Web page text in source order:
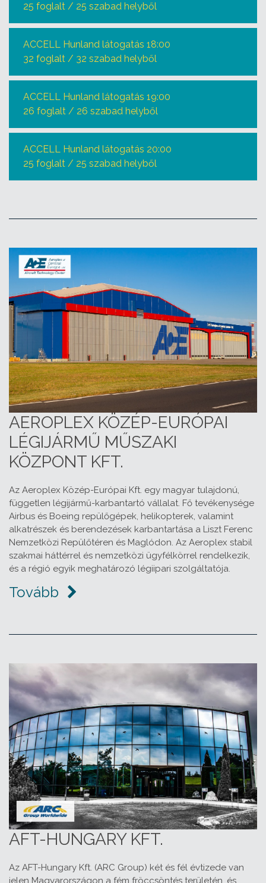
25 foglalt / 25 szabad helyből
ACCELL Hunland látogatás 18:00
32 foglalt / 32 szabad helyből
ACCELL Hunland látogatás 19:00
26 foglalt / 26 szabad helyből
ACCELL Hunland látogatás 20:00
25 foglalt / 25 szabad helyből
AEROPLEX KÖZÉP-EURÓPAI
LÉGIJÁRMŰ MŰSZAKI
KÖZPONT KFT.
Az Aeroplex Közép-Európai Kft. egy magyar tulajdonú,
független légijármű-karbantartó vállalat. Fő tevékenysége
Airbus és Boeing repülőgépek, helikopterek, valamint
alkatrészek és berendezések karbantartása a Liszt Ferenc
Nemzetközi Repülőtéren és Maglódon. Az Aeroplex stabil
szakmai háttérrel és nemzetközi ügyfélkörrel rendelkezik,
és a régió egyik meghatározó légiipari szolgáltatója.
Tovább
AFT-HUNGARY KFT.
Az AFT-Hungary Kft. (ARC Group) két és fél évtizede van
jelen Magyarországon a fém fröccsöntés területén, és